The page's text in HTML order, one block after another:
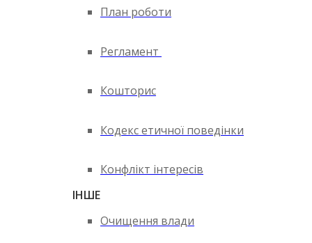
План роботи
Регламент
Кошторис
Кодекс етичної поведінки
Конфлікт інтересів
ІНШЕ
Очищення влади